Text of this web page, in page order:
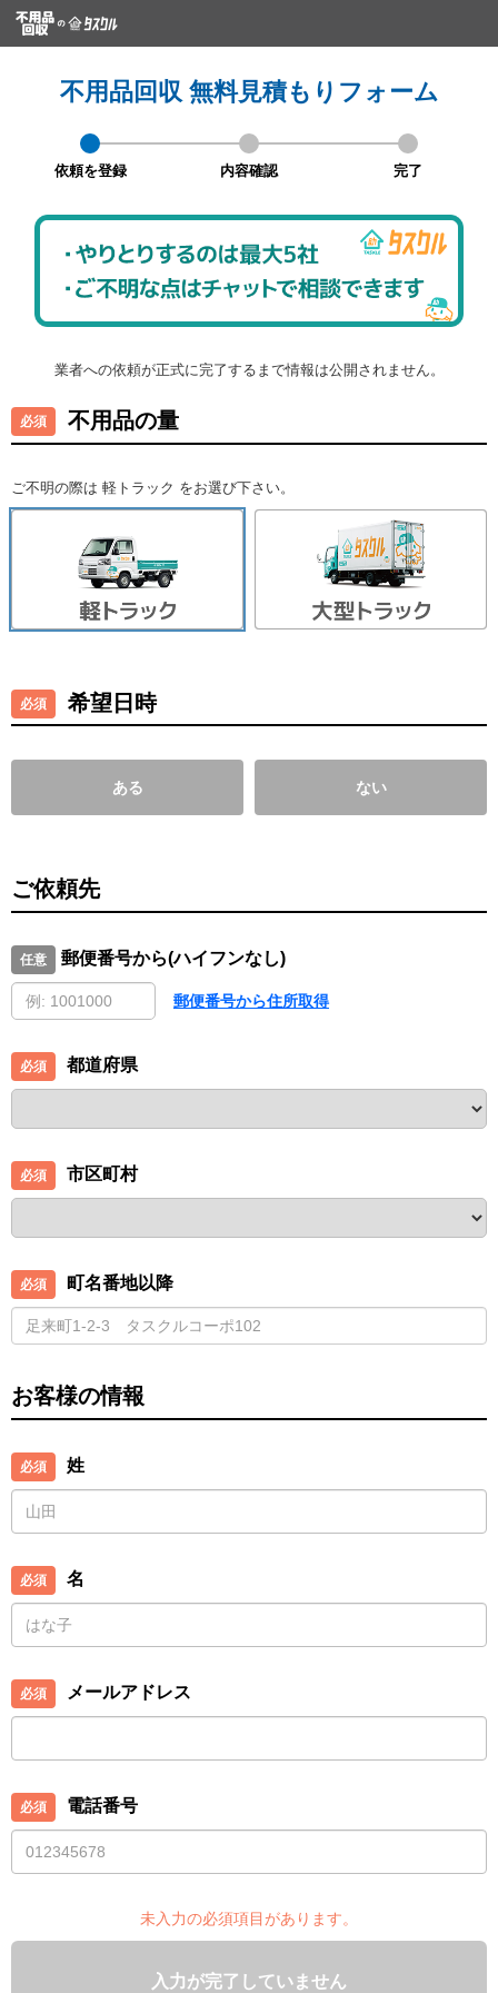
不用品回収 無料見積もりフォーム
依頼を登録 内容確認 完了
業者への依頼が正式に完了するまで情報は公開されません。
不用品の量
ご不明の際は 軽トラック をお選び下さい。
希望日時
ある ない
ご依頼先
郵便番号から(ハイフンなし)
郵便番号から住所取得
都道府県
市区町村
町名番地以降
お客様の情報
姓
名
メールアドレス
電話番号
未入力の必須項目があります。